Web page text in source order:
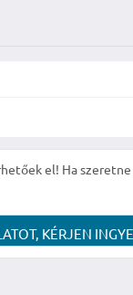
el! Ha
KÉRJEN